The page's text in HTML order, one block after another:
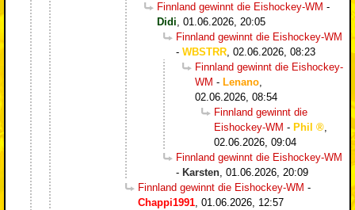
Finnland gewinnt die Eishockey-WM -
Didi, 01.06.2026, 20:05
Finnland gewinnt die Eishockey-WM
- WBSTRR, 02.06.2026, 08:23
Finnland gewinnt die Eishockey-
WM - Lenano,
02.06.2026, 08:54
Finnland gewinnt die
Eishockey-WM - Phil
,
02.06.2026, 09:04
Finnland gewinnt die Eishockey-WM
- Karsten, 01.06.2026, 20:09
Finnland gewinnt die Eishockey-WM -
Chappi1991, 01.06.2026, 12:57